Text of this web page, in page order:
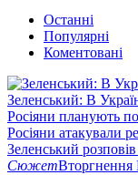
Останні
Популярні
Коментовані
Зеленський: В
Росіяни планують
Росіяни атакували
Зеленський
СюжетВторгнення